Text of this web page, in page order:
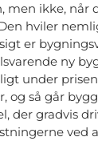
men ikke, når
hviler
er
ny
under
og så går
der gradvis
ved